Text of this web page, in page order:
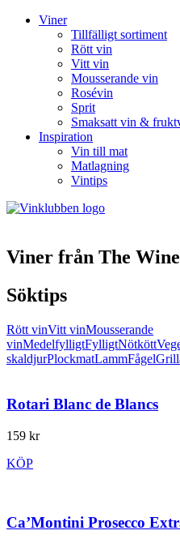
Viner
Tillfälligt sortiment
Rött vin
Vitt vin
Mousserande vin
Rosévin
Sprit
Smaksatt vin &
Inspiration
Vin till mat
Matlagning
Vintips
Viner från The
Söktips
Rött vinVitt vinMousserande
vinMedelfylligtFylligtNötkött
skaldjurPlockmatLammFågel
Rotari Blanc de Blancs
159 kr
KÖP
Ca’Montini Prosecco